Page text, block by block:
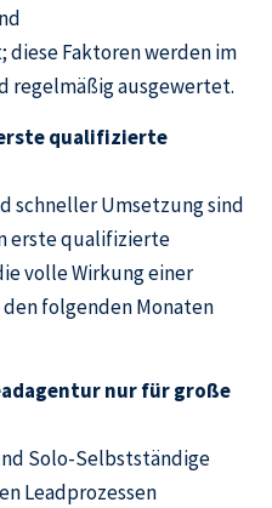
diese Faktoren werden im
regelmäßig ausgewertet.
qualifizierte
schneller Umsetzung sind
erste qualifizierte
volle Wirkung einer
folgenden Monaten
nur für große
Solo-Selbstständige
Leadprozessen